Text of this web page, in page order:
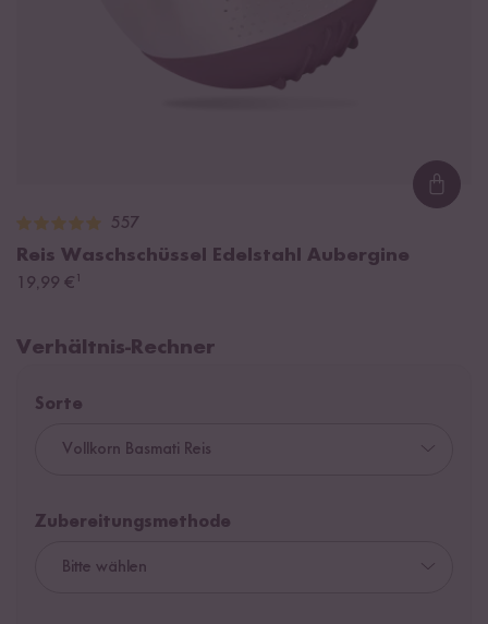
557
Reis Waschschüssel Edelstahl Aubergine
19,99 € ¹
Verhältnis-Rechner
Sorte
Zubereitungsmethode